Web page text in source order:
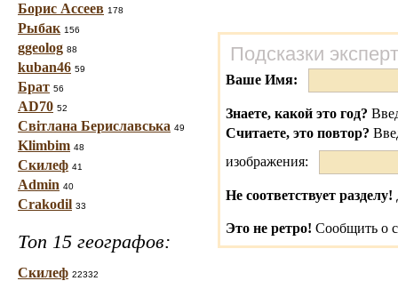
Борис Ассеев 178
Рыбак 156
ggeolog 88
kuban46 59
Брат 56
AD70 52
Світлана Бериславська 49
Klimbim 48
Скилеф 41
Admin 40
Crakodil 33
Топ 15 географов:
Скилеф 22332
Подсказки
Ваше Имя:
Знаете, какой это год?
Считаете, это повтор?
изображения:
Не соответствует разделу!
Это не ретро! Сообщить о